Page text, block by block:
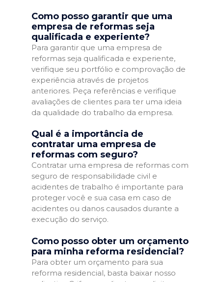
Como posso garantir que uma
empresa de reformas seja
qualificada e experiente?
Para garantir que uma empresa de
reformas seja qualificada e experiente,
verifique seu portfólio e comprovação de
experiência através de projetos
anteriores. Peça referências e verifique
avaliações de clientes para ter uma ideia
da qualidade do trabalho da empresa.
Qual é a importância de
contratar uma empresa de
reformas com seguro?
Contratar uma empresa de reformas com
seguro de responsabilidade civil e
acidentes de trabalho é importante para
proteger você e sua casa em caso de
acidentes ou danos causados durante a
execução do serviço.
Como posso obter um orçamento
para minha reforma residencial?
Para obter um orçamento para sua
reforma residencial, basta baixar nosso